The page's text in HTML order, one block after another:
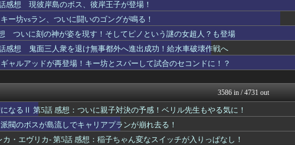
年ジャンプ」、ついに発行部数が100万...
おたくみくす 声優まとめ
流石に寂しくなってくる
コンテンツ・声優 | ラブ...
かるけどライザは友達って感じで性的な目では...
異世界転生まとめ速報
がやばすぎて不評になるwwwwwwwwww
アニゲー速報
ンクロー、みいちゃんはハッフルパフ(特殊...
漫画まとめ速報
事が判明するｗｗｗｗ年収300万で結婚...
デジタルニューススレッド
い子が攻略できない致命的なバグがあるっぽい
？
GUNDAM.LOG｜ガン...
タの子が産まれるってこと？
ああ言えばForYou
に30分歩いてミニストップ行った結果
コンテンツ・声優 | ラブ...
じさんが復讐にすべてを捧げるヱロゲが発売ｗ...
ぴこ速(〃'∇'〃)？
4th season《奪還編》PV公開...
デジタルニューススレッド
感想 現彼岸島のボス、彼岸王子が登場！
ー坊vsラン、ついに闘いのゴングが鳴る！
ついに刻の神が姿を現す！そしてピノという謎の女超人？も登場
感想 鬼面三人衆を退け無事都外へ進出成功！給水車破壊作戦へ
ャルアッドが再登場！キー坊とスパーして試合のセコンドに！？
3586 in / 4731 out
なるⅡ 第5話 感想：ついに親子対決の予感！ベリル先生もやる気に！
閥のボスが島流しでキャリアプランが崩れ去る！
・エヴリカ- 第5話 感想：稲子ちゃん変なスイッチが入りっぱなし！